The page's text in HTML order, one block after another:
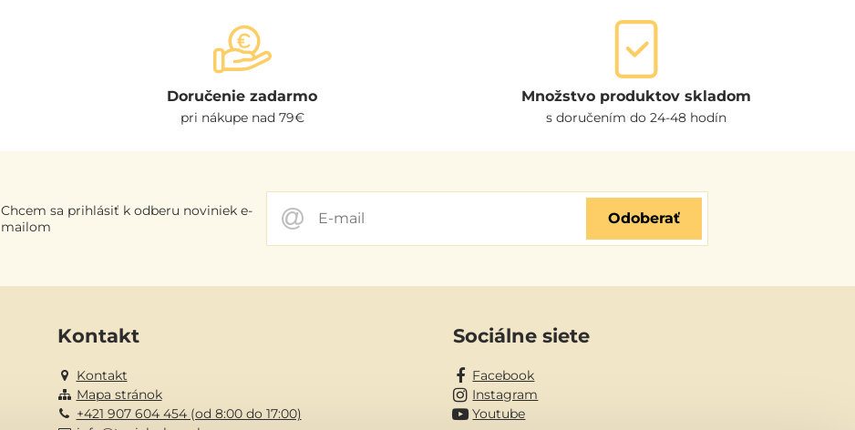
Doručenie zadarmo
pri nákupe nad 79€
Množstvo produktov skladom
s doručením do 24-48 hodín
Odoberať
Chcem sa prihlásiť k odberu noviniek e-
mailom
Kontakt
Kontakt
Mapa stránok
+421 907 604 454 (od 8:00 do 17:00)
Sociálne siete
Facebook
Instagram
Youtube